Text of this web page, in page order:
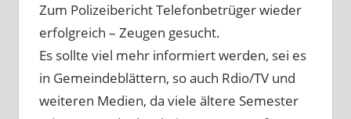
Zum Polizeibericht Telefonbetrüger wieder
erfolgreich – Zeugen gesucht.
Es sollte viel mehr informiert werden, sei es
in Gemeindeblättern, so auch Rdio/TV und
weiteren Medien, da viele ältere Semester